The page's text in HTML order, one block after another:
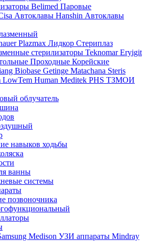
Belimed Паровые
Автоклавы Hanshin Автоклавы
Plazmax Лидкор Стериплаз
стерилизаторы TeknomarEryigit
Проходные Корейские
Biobase Getinge Matachana Steris
LowTem Human Meditek PHS ТЗМОИ
облучатель
навыков ходьбы
ванны
системы
позвоночника
Medison УЗИ аппараты Mindray